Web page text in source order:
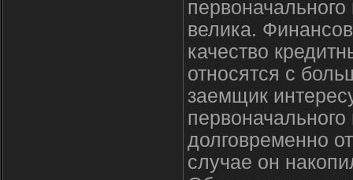
велика.
качество
относятся с
заемщик
долговременно
случае он